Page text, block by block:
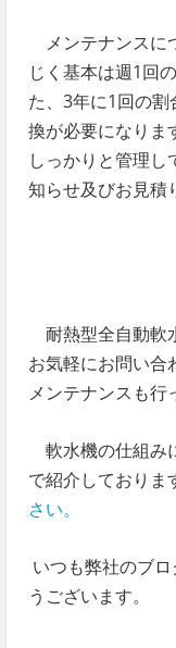
メンテナンスに
じく基本は週1回
た、3年に1回の
換が必要になりま
しっかりと管理
知らせ及びお見積
耐熱型全自動軟
お気軽にお問い合
メンテナンスも行
軟水機の仕組み
で紹介しておりま
さい。
いつも弊社のブ
うございます。